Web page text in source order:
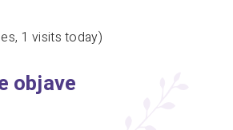
1 visits today)
objave